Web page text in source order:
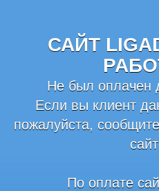
САЙТ
Не был оплачен
Если вы клиент
пожалуйста,
По оплате